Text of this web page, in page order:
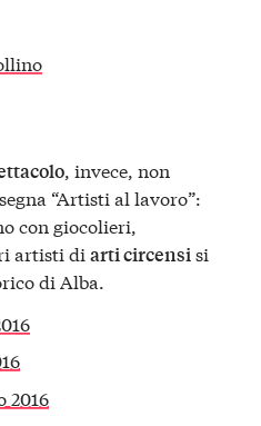
, invece, non
“Artisti al lavoro”:
con giocolieri,
artisti diarti circensisi
di Alba.
2016